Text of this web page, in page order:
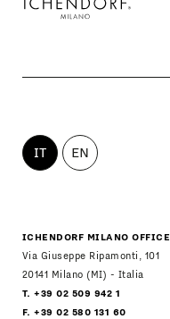
IT EN
ICHENDORF MILANO OFFICE
Via Giuseppe Ripamonti, 101
20141 Milano (MI) - Italia
T. +39 02 509 942 1
F. +39 02 580 131 60